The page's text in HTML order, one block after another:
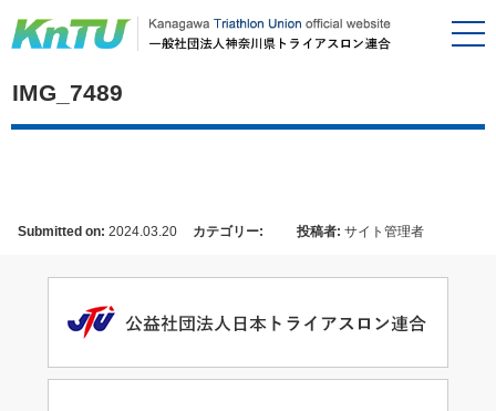
IMG_7489
Submitted on: 2024.03.20 カテゴリー: 投稿者: サイト管理者